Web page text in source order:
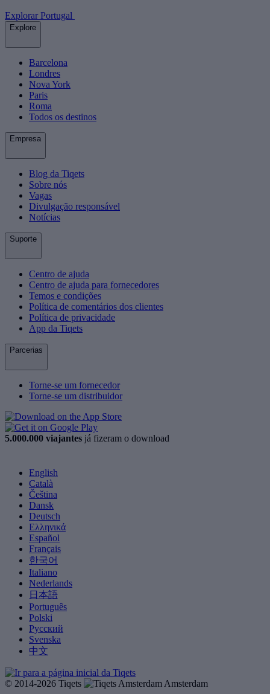
Explorar Portugal
Explore
Barcelona
Londres
Nova York
Paris
Roma
Todos os destinos
Empresa
Blog da Tiqets
Sobre nós
Vagas
Divulgação responsável
Notícias
Suporte
Centro de ajuda
Centro de ajuda para fornecedores
Temos e condições
Política de comentários dos clientes
Política de privacidade
App da Tiqets
Parcerias
Torne-se um fornecedor
Torne-se um distribuidor
5.000.000 viajantes já fizeram o download
English
Català
Čeština
Dansk
Deutsch
Ελληνικά
Español
Français
한국어
Italiano
Nederlands
日本語
Português
Polski
Русский
Svenska
中文
© 2014-2026 Tiqets
Amsterdam